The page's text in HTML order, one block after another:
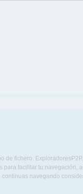
de fichero.
facilitar tu navegación,
navegando